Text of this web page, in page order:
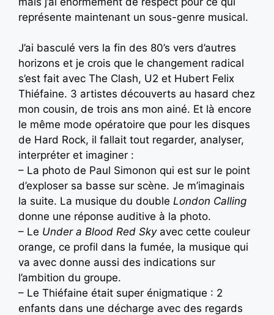
représente maintenant un sous-genre musical.
J’ai basculé vers la fin des 80’s vers d’autres
horizons et je crois que le changement radical
s’est fait avec The Clash, U2 et Hubert Felix
Thiéfaine. 3 artistes découverts au hasard chez
mon cousin, de trois ans mon ainé. Et là encore
le même mode opératoire que pour les disques
de Hard Rock, il fallait tout regarder, analyser,
interpréter et imaginer :
– La photo de Paul Simonon qui est sur le point
d’exploser sa basse sur scène. Je m’imaginais
la suite. La musique du double London Calling
donne une réponse auditive à la photo.
– Le Under a Blood Red Skyavec cette couleur
orange, ce profil dans la fumée, la musique qui
va avec donne aussi des indications sur
l’ambition du groupe.
– Le Thiéfaine était super énigmatique : 2
enfants dans une décharge avec des regards